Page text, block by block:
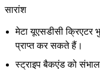
सारांश
मेटा यूएसडीसी क्रिएटर
प्राप्त कर सकते हैं।
स्ट्राइप बैकएंड को